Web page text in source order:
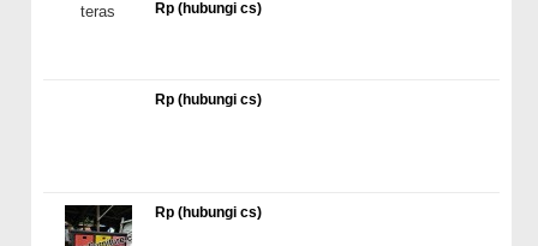
Rp (hubungi cs)
Rp (hubungi cs)
Rp (hubungi cs)